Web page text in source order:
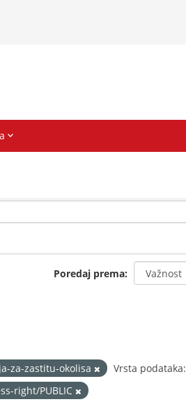
Poredaj prema
za-zastitu-okolisa
Vrsta podataka:
right/PUBLIC